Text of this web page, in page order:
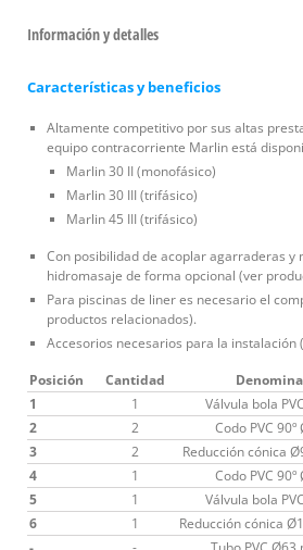
Información y detalles
Características y beneficios
Altamente competitivo por sus altas
equipo contracorriente Marlin está
Marlin 30 II (monofásico)
Marlin 30 III (trifásico)
Marlin 45 III (trifásico)
Con posibilidad de acoplar agarraderas y
hidromasaje de forma opcional (ver
Para piscinas de liner es necesario el
productos relacionados).
Accesorios necesarios para la instalación
Posición
Cantidad
1
1 Válvula bola
2
2 Codo PVC
3
2 Reducción cónica
4
1 Codo PVC
5
1 Válvula bola
6
1 Reducción cónica